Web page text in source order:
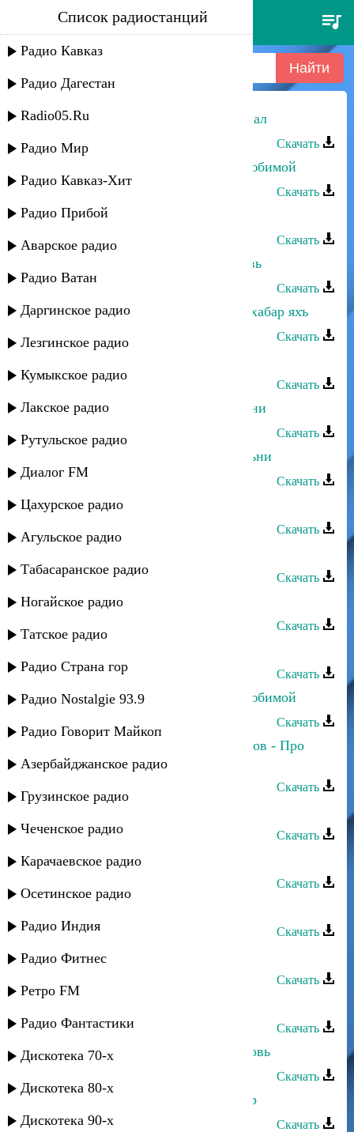
камила мурсалова - сифте
кiанивал
Список радиостанций
Радио Кавказ
Радио Дагестан
Radio05.Ru
Радио Мир
Радио Кавказ-Хит
Радио Прибой
Аварское радио
Радио Ватан
Даргинское радио
Лезгинское радио
Кумыкское радио
Лакское радио
Рутульское радио
Диалог FM
Цахурское радио
Агульское радио
Табасаранское радио
Ногайское радио
Татское радио
Радио Страна гор
Радио Nostalgie 93.9
Радио Говорит Майкоп
Азербайджанское радио
Грузинское радио
Чеченское радио
Карачаевское радио
Осетинское радио
Радио Индия
Радио Фитнес
Ретро FM
Радио Фантастики
Дискотека 70-х
Дискотека 80-х
Дискотека 90-х
Камила Мурсалова - Сифте кIанивал
Скачать
Камила Мурсалова - Буду твоей любимой
Скачать
Камила Мурсалова - Я тебя звала
Скачать
Камила Мурсалова - Первая любовь
Скачать
Камила Мурсалова - Зи рик1икай хабар яхъ
Скачать
Скачать
Камила Мурсалова - Мекъерин мани
Скачать
Камила Мурсалова - Мехъерин маьни
Скачать
Камила Мурсалова - Лезгинка
Скачать
Скачать
Камила Мурсалова - Жду тебя
Скачать
Скачать
Камила Мурсалова - Буду твоей любимой
Скачать
Камила Мурсалова и Аслан Идрисов - Про
любовь
Скачать
Скачать
Камила Мухтарова - Горы
Скачать
Скачать
Камила Мамедова - Чан диде
Скачать
Камила Мамедова - Не уходи
Скачать
Камила Мамедова - Жестокая любовь
Скачать
Альфия Мурсалова - Ягъал дагълар
Скачать